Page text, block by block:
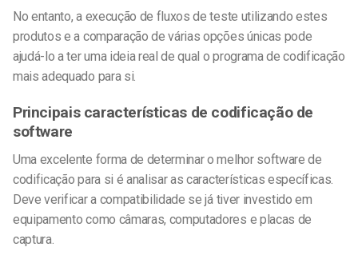
No entanto, a execução de fluxos de teste utilizando estes
produtos e a comparação de várias opções únicas pode
ajudá-lo a ter uma ideia real de qual o programa de codificação
mais adequado para si.
Principais características de codificação de
software
Uma excelente forma de determinar o melhor software de
codificação para si é analisar as características específicas.
Deve verificar a compatibilidade se já tiver investido em
equipamento como câmaras, computadores e placas de
captura.